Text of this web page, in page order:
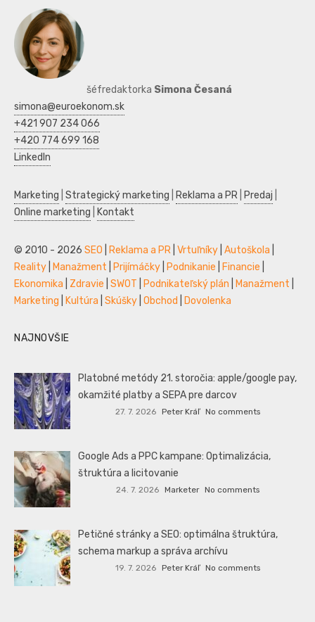
šéfredaktorka Simona Česaná
simona@euroekonom.sk
+421 907 234 066
+420 774 699 168
LinkedIn
Marketing Strategický marketing Reklama a PR Predaj
Online marketing
Kontakt
© 2010 - 2026 SEO Reklama a PR Vrtuľníky Autoškola
Reality
Manažment Prijímáčky Podnikanie Financie
Ekonomika
Zdravie SWOT Podnikateľský plán Manažment
Marketing
Kultúra Skúšky Obchod Dovolenka
NAJNOVŠIE
Platobné metódy 21. storočia: apple/google pay,
okamžité platby a SEPA pre darcov
27. 7. 2026 Peter Kráľ No comments
Google Ads a PPC kampane: Optimalizácia,
štruktúra a licitovanie
24. 7. 2026 Marketer No comments
Petičné stránky a SEO: optimálna štruktúra,
schema markup a správa archívu
19. 7. 2026 Peter Kráľ No comments